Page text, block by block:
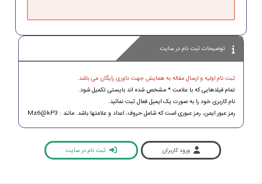
توضیحات ثبت نام در سایت
ثبت نام اولیه و ارسال مقاله به همایش جهت داوری رایگان می باشد.
تمام فیلدهایی که با علامت * مشخص شده اند بایستی تکمیل شود.
نام کاربری خود را به صورت یک ایمیل فعال ثبت نمائید.
رمز عبور ایمن، رمز عبوری است که شامل حروف، اعداد و علامتها باشد. مانند : Mz6@kP3
ورود کاربران ثبت نام در سایت